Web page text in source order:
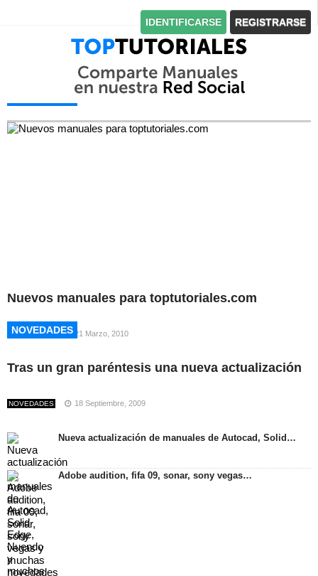
IDENTIFICARSE REGISTRARSE
Nuevos manuales para toptutoriales.com
NOVEDADES 21 Marzo, 2010
Tras un gran paréntesis una nueva actualización
NOVEDADES 18 Septiembre, 2009
NOVEDADES
NOVEDADES
Nueva actualización de manuales de Autocad, Solid…
Adobe audition, fifa 09, sonar, sony vegas…